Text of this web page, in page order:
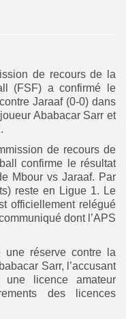
de recours de la
(FSF) a confirmé le
Jaraaf (0-0) dans
Ababacar Sarr et
de recours de
confirme le résultat
Mbour vs Jaraaf. Par
reste en Ligue 1. Le
officiellement relégué
dont l’APS
une réserve contre la
Sarr, l’accusant
une licence amateur
des licences